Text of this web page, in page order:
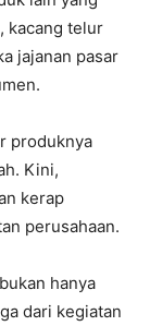
kacang telur
jajanan pasar
produknya
Kini,
kerap
perusahaan.
hanya
dari kegiatan